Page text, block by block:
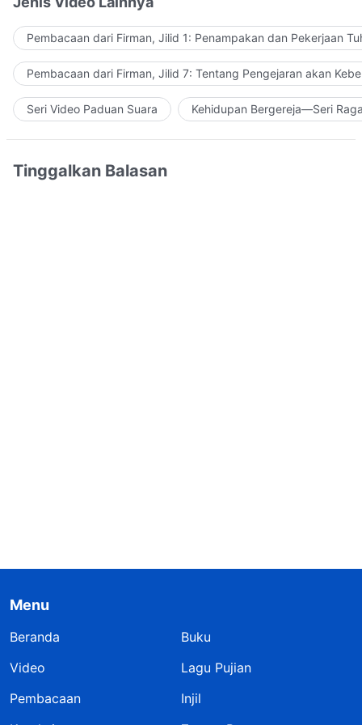
Pembacaan dari Firman, Jilid 1: Penampakan dan Pekerjaan
Pembacaan dari Firman, Jilid 7: Tentang Pengejaran akan
Seri Video Paduan Suara Kehidupan Bergereja—Seri
Tinggalkan Balasan
Menu
Beranda
Buku
Video
Lagu Pujian
Pembacaan
Injil